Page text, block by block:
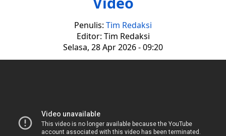
Penulis: Tim Redaksi
Editor: Tim Redaksi
Selasa, 28 Apr 2026 - 09:20